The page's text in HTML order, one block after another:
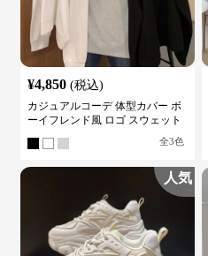
¥4,850 (税込)
カジュアルコーデ 体型カバー ボ
ーイフレンド風 ロゴ スウェット
全3色
人気